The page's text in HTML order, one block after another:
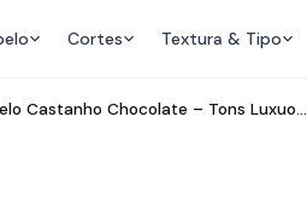
Cortes Textura & Tipo
Castanho Chocolate – Tons Luxuo…